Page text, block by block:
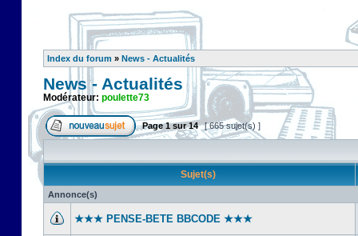
Index du forum » News - Actualités
News - Actualités
Modérateur: poulette73
Page1sur14 [ 665 sujet(s) ]
Sujet(s)
Annonce(s)
★★★ PENSE-BETE BBCODE ★★★